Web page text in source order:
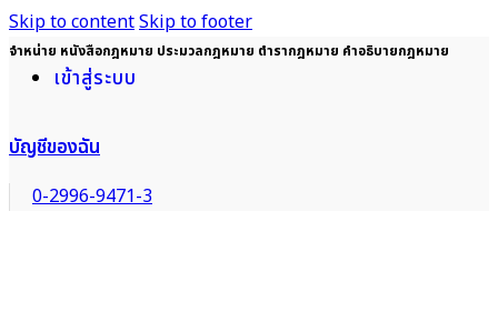
Skip to contentSkip to footer
จำหน่าย หนังสือกฎหมาย ประมวลกฎหมาย ตำรากฎหมาย คำอธิบายกฎหมาย
เข้าสู่ระบบ
บัญชีของฉัน
0-2996-9471-3